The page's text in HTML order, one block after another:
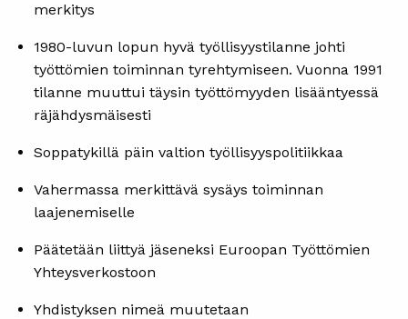
merkitys
1980-luvun lopun hyvä työllisyystilanne johti
työttömien toiminnan tyrehtymiseen. Vuonna 1991
tilanne muuttui täysin työttömyyden lisääntyessä
räjähdysmäisesti
Soppatykillä päin valtion työllisyyspolitiikkaa
Vahermassa merkittävä sysäys toiminnan
laajenemiselle
Päätetään liittyä jäseneksi Euroopan Työttömien
Yhteysverkostoon
Yhdistyksen nimeä muutetaan